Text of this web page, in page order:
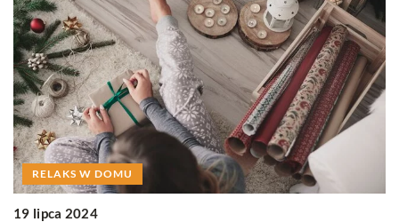
RELAKS W DOMU
19 lipca 2024